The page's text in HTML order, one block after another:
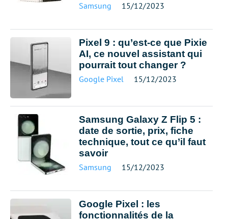
Samsung 15/12/2023
Pixel 9 : qu’est-ce que Pixie
AI, ce nouvel assistant qui
pourrait tout changer ?
Google Pixel 15/12/2023
Samsung Galaxy Z Flip 5 :
date de sortie, prix, fiche
technique, tout ce qu’il faut
savoir
Samsung 15/12/2023
Google Pixel : les
fonctionnalités de la